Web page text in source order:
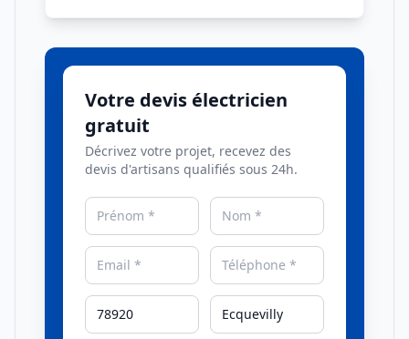
Votre devis électricien
gratuit
Décrivez votre projet, recevez des
devis d'artisans qualifiés sous 24h.